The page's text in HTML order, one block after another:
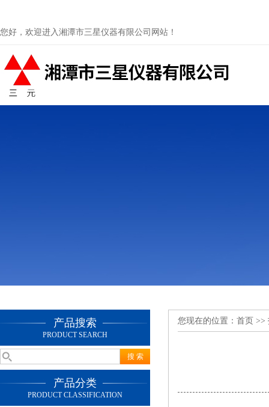
您好，欢迎进入湘潭市三星仪器有限公司网站！
产品搜索
PRODUCT SEARCH
产品分类
PRODUCT CLASSIFICATION
您现在的位置： 首页 >>